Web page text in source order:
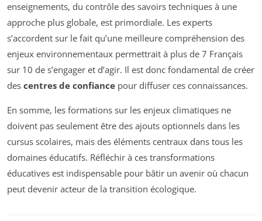
enseignements, du contrôle des savoirs techniques à une
approche plus globale, est primordiale. Les experts
s’accordent sur le fait qu’une meilleure compréhension des
enjeux environnementaux permettrait à plus de 7 Français
sur 10 de s’engager et d’agir. Il est donc fondamental de créer
des centres de confiance pour diffuser ces connaissances.
En somme, les formations sur les enjeux climatiques ne
doivent pas seulement être des ajouts optionnels dans les
cursus scolaires, mais des éléments centraux dans tous les
domaines éducatifs. Réfléchir à ces transformations
éducatives est indispensable pour bâtir un avenir où chacun
peut devenir acteur de la transition écologique.